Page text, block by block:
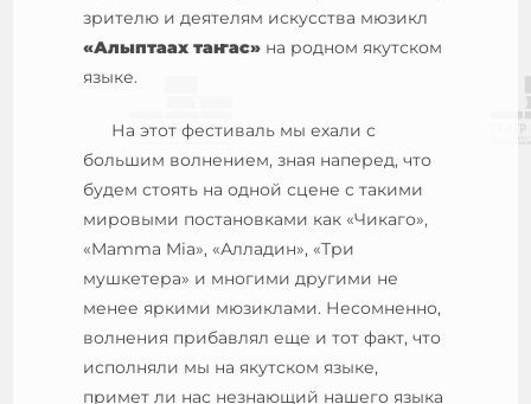
зрителю и деятелям искусства мюзикл
«Алыптаах таҥас» на родном якутском
языке.
На этот фестиваль мы ехали с
большим волнением, зная наперед, что
будем стоять на одной сцене с такими
мировыми постановками как «Чикаго»,
«Mamma Mia», «Алладин», «Три
мушкетера» и многими другими не
менее яркими мюзиклами. Несомненно,
волнения прибавлял еще и тот факт, что
исполняли мы на якутском языке,
примет ли нас незнающий нашего языка